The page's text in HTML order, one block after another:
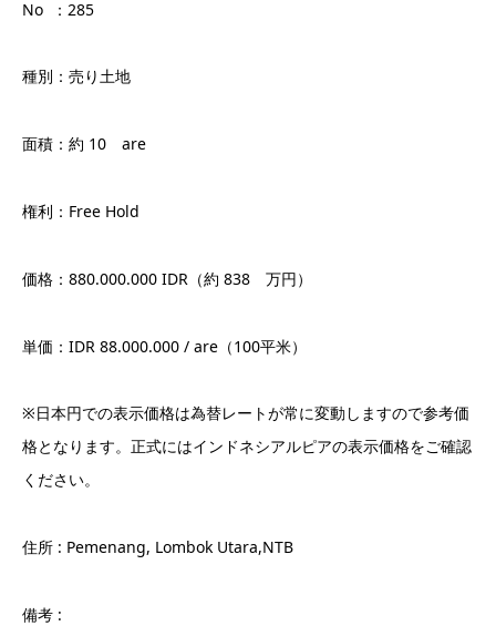
No ：285
種別：売り土地
面積：約 10 are
権利：Free Hold
価格：880.000.000 IDR（約 838 万円）
単価：IDR 88.000.000 / are（100平米）
※日本円での表示価格は為替レートが常に変動しますので参考価
格となります。正式にはインドネシアルピアの表示価格をご確認
ください。
住所 : Pemenang, Lombok Utara,NTB
備考 :